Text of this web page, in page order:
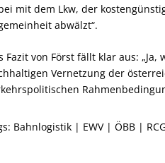
mit dem Lkw, der
abwälzt“.
Fazit von Först fällt klar aus:
Vernetzung der
Bahnlogistik | EWV| ÖBB |